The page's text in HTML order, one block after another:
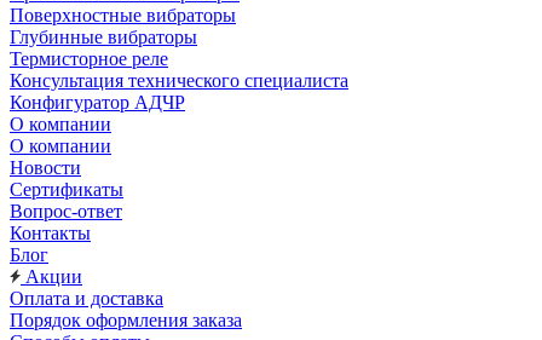
Поверхностные вибраторы
Глубинные вибраторы
Термисторное реле
Консультация технического специалиста
Конфигуратор АДЧР
О компании
О компании
Новости
Сертификаты
Вопрос-ответ
Контакты
Блог
Акции
Оплата и доставка
Порядок оформления заказа